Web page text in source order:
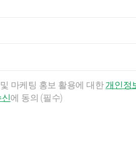
마케팅 홍보 활용에 대한개인정
에 동의 (필수)